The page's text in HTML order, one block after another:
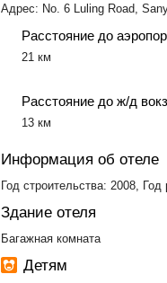
Адрес: No. 6 Luling Road,
Расстояние до
​21 км
Расстояние до ж/д
​13 км
Информация об отеле
Год строительства: 2008,
Здание отеля
Багажная комната
Детям